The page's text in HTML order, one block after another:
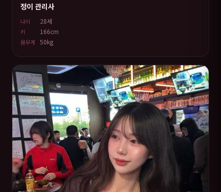
정이 관리사
나이 28세
키 166cm
몸무게 50kg